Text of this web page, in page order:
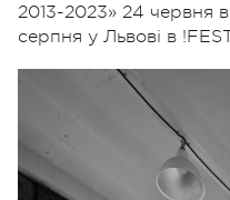
2013-2023» 24 червня
серпня у Львові в